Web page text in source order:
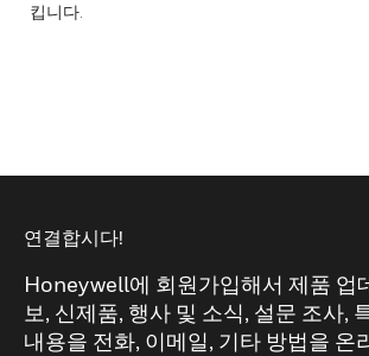
킵니다.
연결합시다!
Honeywell에 회원가입해서 제품 업
보, 신제품, 행사 및 소식, 설문 조사,
내용을 전화, 이메일, 기타 방법을 온